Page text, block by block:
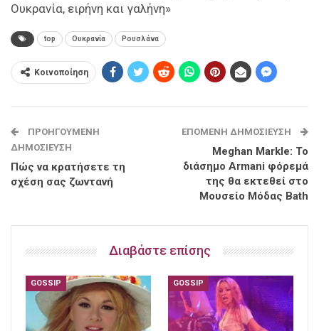
Ουκρανία, ειρήνη και γαλήνη»
top Ουκρανία Ρουσλάνα
Κοινοποίηση
ΠΡΟΗΓΟΎΜΕΝΗ
ΔΗΜΟΣΊΕΥΣΗ
Πώς να κρατήσετε τη
σχέση σας ζωντανή
ΕΠΌΜΕΝΗ ΔΗΜΟΣΊΕΥΣΗ
Meghan Markle: Το
διάσημο Armani φόρεμά
της θα εκτεθεί στο
Μουσείο Μόδας Bath
Διαβάστε επίσης
GOSSIP GOSSIP